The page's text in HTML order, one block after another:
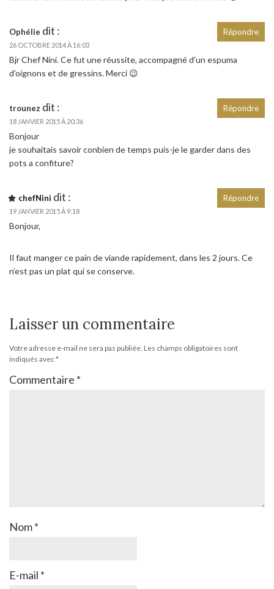
Ophélie dit :
26 OCTOBRE 2014 À 16:03
Bjr Chef Nini. Ce fut une réussite, accompagné d’un espuma
d’oignons et de gressins. Merci 😉
Répondre
trounez dit :
18 JANVIER 2015 À 20:36
Bonjour
je souhaitais savoir conbien de temps puis-je le garder dans des
pots a confiture?
Répondre
chefNini dit :
19 JANVIER 2015 À 9:18
Bonjour,
Il faut manger ce pain de viande rapidement, dans les 2 jours. Ce
n’est pas un plat qui se conserve.
Répondre
Laisser un commentaire
Votre adresse e-mail ne sera pas publiée. Les champs obligatoires sont
indiqués avec*
Commentaire *
Nom*
E-mail *